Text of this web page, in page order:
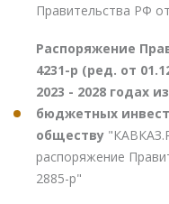
Правительства РФ
Распоряжение
4231-р (ред. от
2023 - 2028 годах
бюджетных
обществу
распоряжение
2885-р"